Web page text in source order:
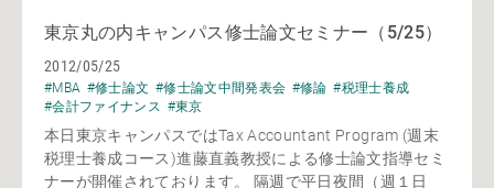
東京丸の内キャンパス修士論文セミナー（5/25）
2012/05/25
#MBA #修士論文 #修士論文中間発表会 #修論 #税理士養成
#会計ファイナンス #東京
本日東京キャンパスではTax Accountant Program (週末
税理士養成コース)進藤直義教授による修士論文指導セミ
ナーが開催されております。 隔週で平日夜間（週１日